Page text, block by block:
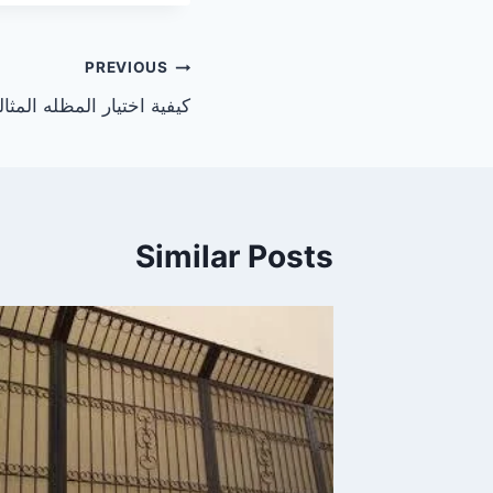
تصفّح
المقالات
PREVIOUS
كيفية اختيار المظله
Similar Posts